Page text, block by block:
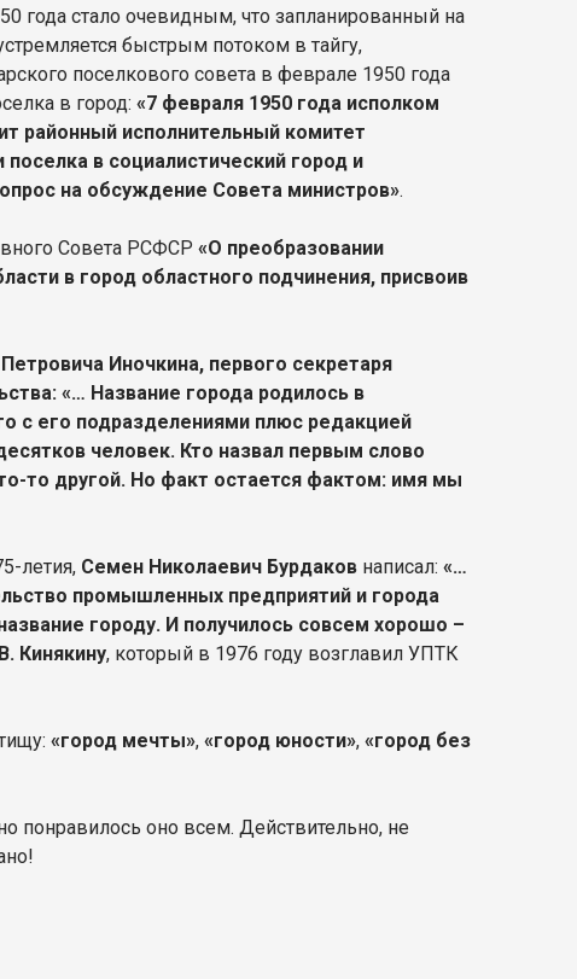
года стало очевидным, что запланированный на
быстрым потоком в тайгу,
поселкового совета в феврале 1950 года
в город:«7 февраля 1950 года исполком
районный исполнительный комитет
в социалистический город и
на обсуждение Совета министров».
Совета РСФСР «О преобразовании
в город областного подчинения, присвоив
Иночкина, первого секретаря
«… Название города родилось в
с его подразделениями плюс редакцией
человек. Кто назвал первым слово
то другой. Но факт остается фактом: имя мы
летия, Семен Николаевич Бурдаков написал:«…
промышленных предприятий и города
городу. И получилось совсем хорошо –
Кинякину, который в 1976 году возглавил УПТК
«город мечты»,«город юности»,«город без
понравилось оно всем. Действительно, не